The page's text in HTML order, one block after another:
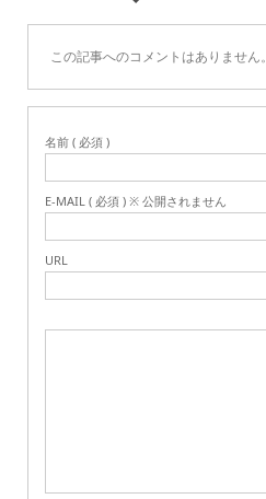
この記事へのコメントはありません。
名前 ( 必須 )
E-MAIL ( 必須 ) ※ 公開されません
URL